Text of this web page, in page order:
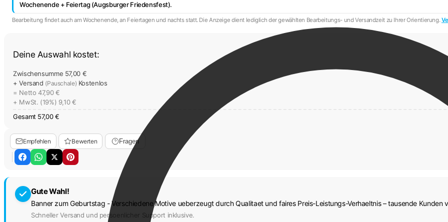
Wochenende + Feiertag (Augsburger Friedensfest).
Bearbeitung findet auch am Wochenende, an Feiertagen und nachts statt. Die Anzeige dient lediglich der gewählten Bearbeitungs- und Versandzeit zu Ihrer Orientierung.
Deine Auswahl kostet:
Zwischensumme 57,00 €
+ Versand (Pauschale) Kostenlos
= Netto 47,90 €
+ MwSt. (19%) 9,10 €
Gesamt 57,00 €
Empfehlen Bewerten Fragen
Gute Wahl!
Banner zum Geburtstag - Verschiedene Motive ueberzeugt durch Qualitaet und faires Preis-Leistungs-Verhaeltnis – tausende Kunden
Schneller Versand und persoenlicher Support inklusive.